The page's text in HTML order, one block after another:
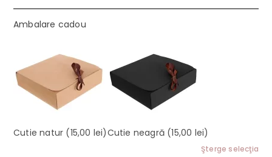
Ambalare cadou
Cutie natur (15,00 lei)Cutie neagră (15,00 lei)
Şterge selecţia